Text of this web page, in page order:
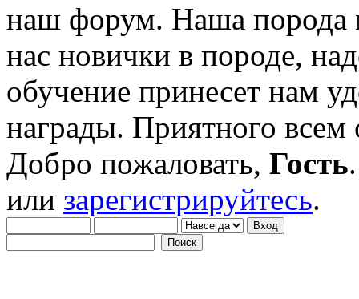
наш форум. Наша порода
нас новички в породе,
обучение принесет нам
награды. Приятного
Добро пожаловать, Гость
или зарегистрируйтесь.